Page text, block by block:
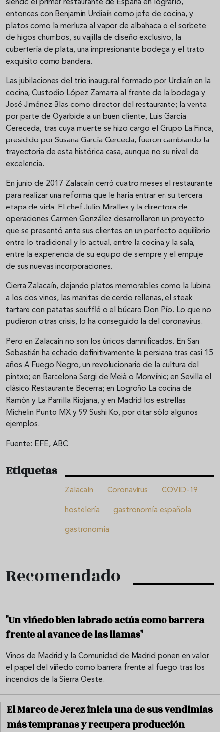
siendo el primer restaurante de España en lograrlo,
entonces con Benjamín Urdiaín como jefe de cocina, y
platos como la merluza al vapor de albahaca o el sorbete
de higos chumbos, su vajilla de diseño exclusivo, la
cubertería de plata, una impresionante bodega y el trato
exquisito como bandera.
Las jubilaciones del trío inaugural formado por Urdiaín en la
cocina, Custodio López Zamarra al frente de la bodega y
José Jiménez Blas como director del restaurante; la venta
por parte de Oyarbide a un buen cliente, Luis García
Cereceda, tras cuya muerte se hizo cargo el Grupo La Finca,
presidido por Susana García Cerceda, fueron cambiando la
trayectoria de esta histórica casa, aunque no su nivel de
excelencia.
En junio de 2017 Zalacaín cerró cuatro meses el restaurante
para realizar una reforma que le haría entrar en su tercera
etapa de vida. El chef Julio Miralles y la directora de
operaciones Carmen González desarrollaron un proyecto
que se presentó ante sus clientes en un perfecto equilibrio
entre lo tradicional y lo actual, entre la cocina y la sala,
entre la experiencia de su equipo de siempre y el empuje
de sus nuevas incorporaciones.
Cierra Zalacaín, dejando platos memorables como la lubina
a los dos vinos, las manitas de cerdo rellenas, el steak
tartare con patatas soufflé o el búcaro Don Pío. Lo que no
pudieron otras crisis, lo ha conseguido la del coronavirus.
Pero en Zalacaín no son los únicos damnificados. En San
Sebastián ha echado definitivamente la persiana tras casi 15
años A Fuego Negro, un revolucionario de la cultura del
pintxo; en Barcelona Sergi de Meià o Monvínic; en Sevilla el
clásico Restaurante Becerra; en Logroño La cocina de
Ramón y La Parrilla Riojana, y en Madrid los estrellas
Michelin Punto MX y 99 Sushi Ko, por citar sólo algunos
ejemplos.
Fuente: EFE, ABC
Etiquetas
Zalacaín Coronavirus COVID-19
hostelería gastronomía española
gastronomía
Recomendado
"Un viñedo bien labrado actúa como barrera
frente al avance de las llamas"
Vinos de Madrid y la Comunidad de Madrid ponen en valor
el papel del viñedo como barrera frente al fuego tras los
incendios de la Sierra Oeste.
El Marco de Jerez inicia una de sus vendimias
más tempranas y recupera producción